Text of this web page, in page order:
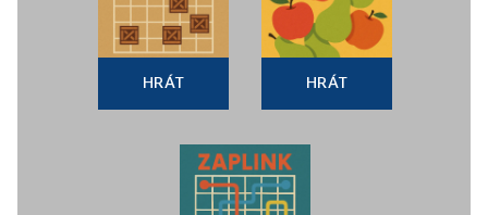
HRÁT HRÁT